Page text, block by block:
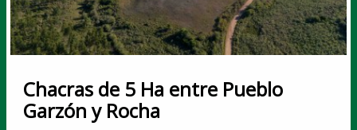
Chacras de 5 Ha entre Pueblo
Garzón y Rocha